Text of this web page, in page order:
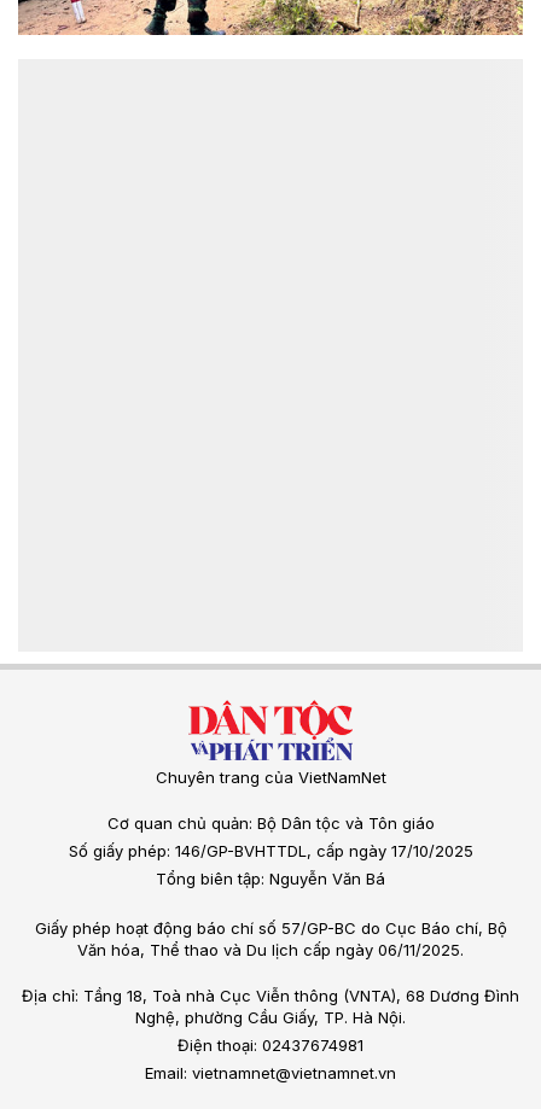
Chuyên trang của VietNamNet
Cơ quan chủ quản: Bộ Dân tộc và Tôn giáo
Số giấy phép: 146/GP-BVHTTDL, cấp ngày 17/10/2025
Tổng biên tập: Nguyễn Văn Bá
Giấy phép hoạt động báo chí số 57/GP-BC do Cục Báo chí, Bộ
Văn hóa, Thể thao và Du lịch cấp ngày 06/11/2025.
Địa chỉ: Tầng 18, Toà nhà Cục Viễn thông (VNTA), 68 Dương Đình
Nghệ, phường Cầu Giấy, TP. Hà Nội.
Điện thoại: 02437674981
Email: vietnamnet@vietnamnet.vn